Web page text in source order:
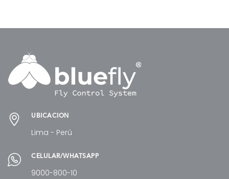
UBICACIÓN
Lima - Perú
CELULAR/WHATSAPP
9000-800-10